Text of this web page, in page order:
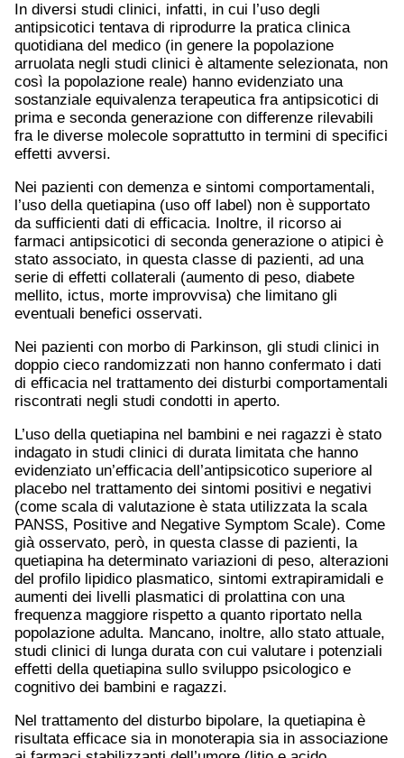
In diversi studi clinici, infatti, in cui l’uso degli
antipsicotici tentava di riprodurre la pratica clinica
quotidiana del medico (in genere la popolazione
arruolata negli studi clinici è altamente selezionata, non
così la popolazione reale) hanno evidenziato una
sostanziale equivalenza terapeutica fra antipsicotici di
prima e seconda generazione con differenze rilevabili
fra le diverse molecole soprattutto in termini di specifici
effetti avversi.
Nei pazienti con demenza e sintomi comportamentali,
l’uso della quetiapina (uso off label) non è supportato
da sufficienti dati di efficacia. Inoltre, il ricorso ai
farmaci antipsicotici di seconda generazione o atipici è
stato associato, in questa classe di pazienti, ad una
serie di effetti collaterali (aumento di peso, diabete
mellito, ictus, morte improvvisa) che limitano gli
eventuali benefici osservati.
Nei pazienti con morbo di Parkinson, gli studi clinici in
doppio cieco randomizzati non hanno confermato i dati
di efficacia nel trattamento dei disturbi comportamentali
riscontrati negli studi condotti in aperto.
L’uso della quetiapina nel bambini e nei ragazzi è stato
indagato in studi clinici di durata limitata che hanno
evidenziato un’efficacia dell’antipsicotico superiore al
placebo nel trattamento dei sintomi positivi e negativi
(come scala di valutazione è stata utilizzata la scala
PANSS, Positive and Negative Symptom Scale). Come
già osservato, però, in questa classe di pazienti, la
quetiapina ha determinato variazioni di peso, alterazioni
del profilo lipidico plasmatico, sintomi extrapiramidali e
aumenti dei livelli plasmatici di prolattina con una
frequenza maggiore rispetto a quanto riportato nella
popolazione adulta. Mancano, inoltre, allo stato attuale,
studi clinici di lunga durata con cui valutare i potenziali
effetti della quetiapina sullo sviluppo psicologico e
cognitivo dei bambini e ragazzi.
Nel trattamento del disturbo bipolare, la quetiapina è
risultata efficace sia in monoterapia sia in associazione